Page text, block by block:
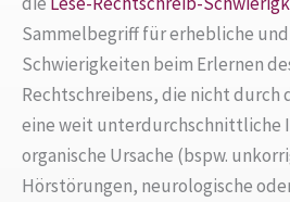
Sammelbegriff für erhebliche
Schwierigkeiten beim Erlernen
Rechtschreibens, die nicht durch
eine weit unterdurchschnittliche
organische Ursache (bspw.
Hörstörungen, neurologische